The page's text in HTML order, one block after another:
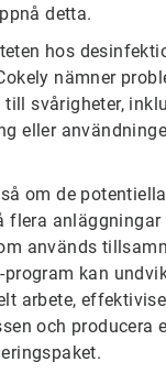
detta.
hos
nämner
svårigheter,
eller
om de
flera anläggningar
används
program kan
arbete,
och producera